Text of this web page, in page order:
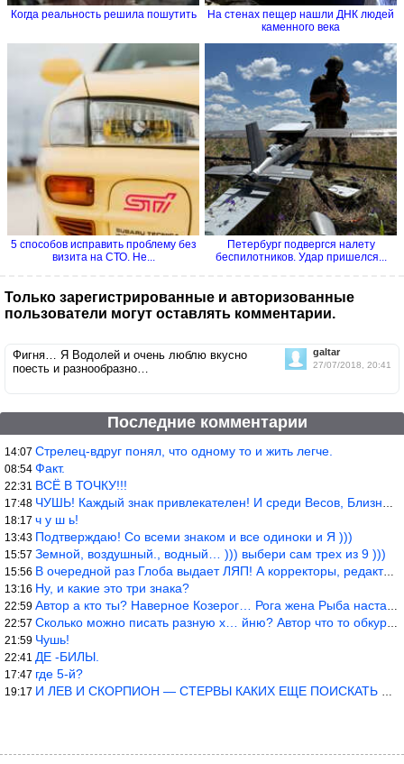
Когда реальность решила пошутить
На стенах пещер нашли ДНК людей
каменного века
5 способов исправить проблему без
визита на СТО. Не...
Петербург подвергся налету
беспилотников. Удар пришелся...
Только зарегистрированные и авторизованные
пользователи могут оставлять комментарии.
galtar
27/07/2018, 20:41
Фигня… Я Водолей и очень люблю вкусно
поесть и разнообразно…
Последние комментарии
14:07 Стрелец-вдруг понял, что одному то и жить легче.
08:54 Факт.
22:31 ВСЁ В ТОЧКУ!!!
17:48 ЧУШЬ! Каждый знак привлекателен! И среди Весов, Близнецов встреч
18:17 ч у ш ь!
13:43 Подтверждаю! Со всеми знаком и все одиноки и Я )))
15:57 Земной, воздушный., водный… ))) выбери сам трех из 9 )))
15:56 В очередной раз Глоба выдает ЛЯП! А корректоры, редакторы пропус
13:16 Ну, и какие это три знака?
22:59 Автор а кто ты? Наверное Козерог… Рога жена Рыба наставила ))
22:57 Сколько можно писать разную х… йню? Автор что то обкурился?
21:59 Чушь!
22:41 ДЕ -БИЛЫ.
17:47 где 5-й?
19:17 И ЛЕВ И СКОРПИОН — СТЕРВЫ КАКИХ ЕЩЕ ПОИСКАТЬ НАДО